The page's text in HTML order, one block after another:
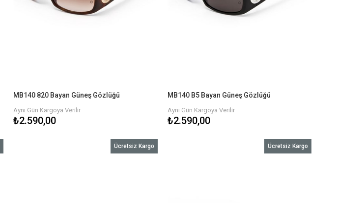
MB140 820 Bayan Güneş Gözlüğü
Aynı Gün Kargoya Verilir
₺2.590,00
MB140 B5 Bayan Güneş Gözlüğü
Aynı Gün Kargoya Verilir
₺2.590,00
Ücretsiz Kargo Ücretsiz Kargo